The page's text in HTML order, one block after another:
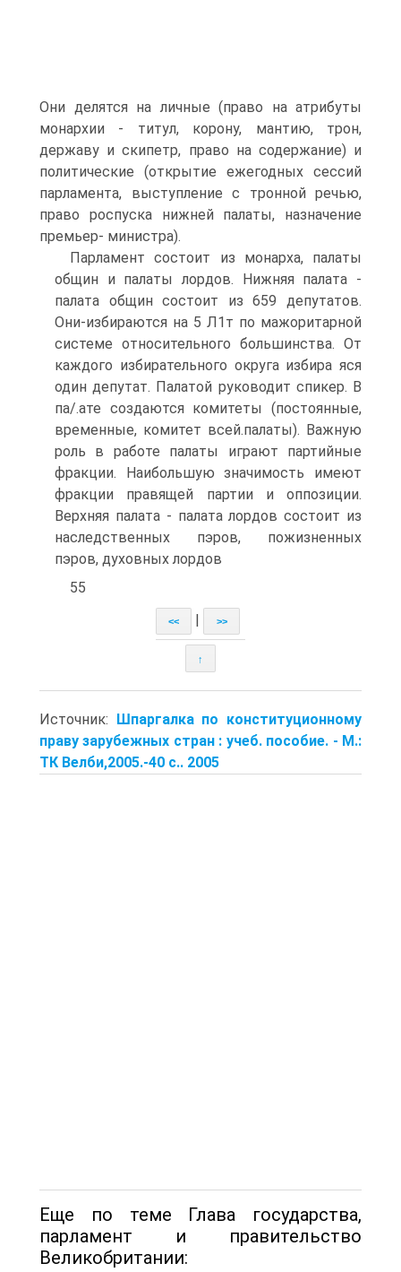
Они делятся на личные (право на атрибуты
монархии - титул, корону, мантию, трон,
державу и скипетр, право на содержание) и
политические (открытие ежегодных сессий
парламента, выступление с тронной речью,
право роспуска нижней палаты, назначение
премьер- министра).
Парламент состоит из монарха, палаты
общин и палаты лордов. Нижняя палата -
палата общин состоит из 659 депутатов.
Они-избираются на 5 Л1т по мажоритарной
системе относительного большинства. От
каждого избирательного округа избира яся
один депутат. Палатой руководит спикер. В
па/.ате создаются комитеты (постоянные,
временные, комитет всей.палаты). Важную
роль в работе палаты играют партийные
фракции. Наибольшую значимость имеют
фракции правящей партии и оппозиции.
Верхняя палата - палата лордов состоит из
наследственных пэров, пожизненных
пэров, духовных лордов
55
<< >>
↑
Источник: Шпаргалка по конституционному
праву зарубежных стран : учеб. пособие. - М.:
ТК Велби,2005.-40 с.. 2005
Еще по теме Глава государства,
парламент и правительство
Великобритании: